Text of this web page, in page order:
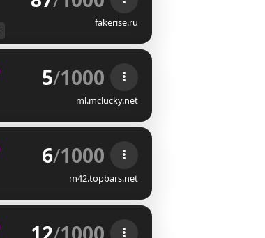
fakerise.ru
5/1000
ml.mclucky.net
6/1000
m42.topbars.net